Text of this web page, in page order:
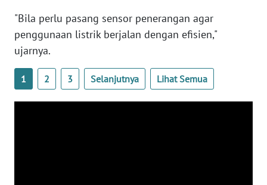
"Bila perlu pasang sensor penerangan agar
penggunaan listrik berjalan dengan efisien,"
ujarnya.
1 2 3 Selanjutnya Lihat Semua
WN
RIAU
WN
SERAMBI